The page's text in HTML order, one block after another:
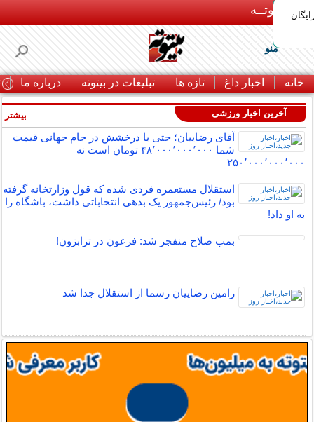
بـیتوتــه
منو
خانه اخبار داغ تازه ها تبلیغات در بیتوته درباره ما
آخرین اخبار ورزشی
آقای رضاییان؛ حتی با درخشش در جام جهانی قیمت
شما ۴۸٬۰۰۰٬۰۰۰٬۰۰۰ تومان است نه
۲۵۰٬۰۰۰٬۰۰۰٬۰۰۰
استقلال مستعمره فردی شده که قول وزارتخانه گرفته
بود/ رئیس‌جمهور یک بدهی انتخاباتی داشت، باشگاه را
به او داد!
بمب صلاح منفجر شد: فرعون در ترابزون!
رامین رضاییان رسما از استقلال جدا شد
بیشتر